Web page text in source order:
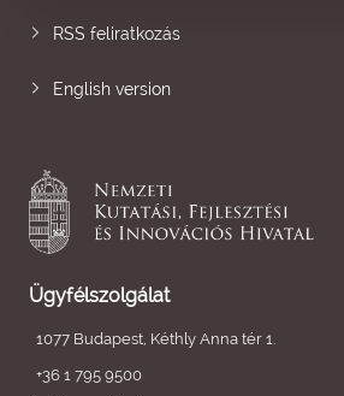
RSS feliratkozás
English version
Ügyfélszolgálat
1077 Budapest, Kéthly Anna tér 1.
+36 1 795 9500